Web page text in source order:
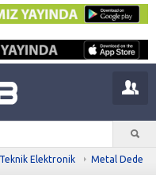
Teknik Elektronik Metal